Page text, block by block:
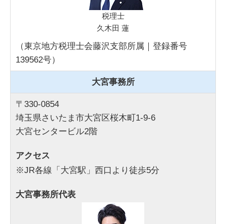
税理士
久木田 蓮
（東京地方税理士会藤沢支部所属｜登録番号
139562号）
大宮事務所
〒330-0854
埼玉県さいたま市大宮区桜木町1-9-6
大宮センタービル2階
アクセス
※JR各線「大宮駅」西口より徒歩5分
大宮事務所代表